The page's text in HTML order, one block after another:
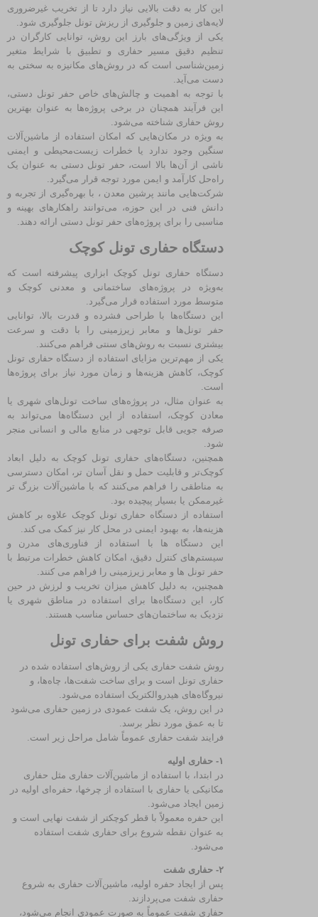
این کار به دقت بالایی نیاز دارد تا از تخریب غیرضروری
لایه‌های زمین و جلوگیری از ریزش تونل جلوگیری شود.
یکی از ویژگی‌های بارز این روش، توانایی کارگران در
تنظیم دقیق مسیر حفاری و تطبیق با شرایط متغیر
زمین‌شناسی است که در روش‌های مکانیزه به سختی به
دست می‌آید.
با توجه به اهمیت و چالش‌های خاص حفر تونل دستی،
این فرآیند همچنان در برخی پروژه‌ها به عنوان بهترین
روش حفاری شناخته می‌شود.
به ویژه در مکان‌هایی که امکان استفاده از ماشین‌آلات
سنگین وجود ندارد یا خطرات زیست‌محیطی و ایمنی
ناشی از آن‌ها بالا است، حفر تونل دستی به عنوان یک
راه‌حل کارآمد و ایمن مورد توجه قرار می‌گیرد.
شرکت‌هایی مانند پرشین معدن ، با بهره‌گیری از تجربه و
دانش فنی در این حوزه، می‌توانند راهکارهای بهینه و
مناسبی را برای پروژه‌های حفر تونل دستی ارائه دهند.
دستگاه حفاری تونل کوچک
دستگاه حفاری تونل کوچک ابزاری پیشرفته است که
به‌ویژه در پروژه‌های ساختمانی و معدنی کوچک و
متوسط مورد استفاده قرار می‌گیرد.
این دستگاه‌ها با طراحی فشرده و قدرت بالا، توانایی
حفر تونل‌ها و معابر زیرزمینی را با دقت و سرعت
بیشتری نسبت به روش‌های سنتی فراهم می‌کنند.
یکی از مهم‌ترین مزایای استفاده از دستگاه حفاری تونل
کوچک، کاهش هزینه‌ها و زمان مورد نیاز برای پروژه‌ها
است.
به‌ عنوان مثال، در پروژه‌های ساخت تونل‌های شهری یا
معادن کوچک، استفاده از این دستگاه‌ها می‌تواند به
صرفه‌ جویی قابل توجهی در منابع مالی و انسانی منجر
شود.
همچنین، دستگاه‌های حفاری تونل کوچک به دلیل ابعاد
کوچک‌تر و قابلیت حمل و نقل آسان‌ تر، امکان دسترسی
به مناطقی را فراهم می‌کنند که با ماشین‌آلات بزرگ‌ تر
غیرممکن یا بسیار پیچیده بود.
استفاده از دستگاه حفاری تونل کوچک علاوه بر کاهش
هزینه‌ها، به بهبود ایمنی در محل کار نیز کمک می‌ کند.
این دستگاه‌ ها با استفاده از فناوری‌های مدرن و
سیستم‌های کنترل دقیق، امکان کاهش خطرات مرتبط با
حفر تونل‌ ها و معابر زیرزمینی را فراهم می‌ کنند.
همچنین، به دلیل کاهش میزان تخریب و لرزش در حین
کار، این دستگاه‌ها برای استفاده در مناطق شهری یا
نزدیک به ساختمان‌های حساس مناسب هستند.
روش شفت برای حفاری تونل
روش شفت حفاری یکی از روش‌های استفاده شده در
حفاری تونل است و برای ساخت شفت‌ها، چاه‌ها، و
نیروگاه‌های هیدروالکتریک استفاده می‌شود.
در این روش، یک شفت عمودی در زمین حفاری می‌شود
تا به عمق مورد نظر برسد.
فرایند شفت حفاری عموماً شامل مراحل زیر است.
۱- حفاری اولیه
در ابتدا، با استفاده از ماشین‌آلات حفاری مثل حفاری
مکانیکی یا حفاری با استفاده از چرخها، حفره‌ای اولیه در
زمین ایجاد می‌شود.
این حفره معمولاً با قطر کوچکتر از شفت نهایی است و
به عنوان نقطه شروع برای حفاری شفت استفاده
می‌شود.
۲- حفاری شفت
پس از ایجاد حفره اولیه، ماشین‌آلات حفاری به شروع
حفاری شفت می‌پردازند.
حفاری شفت عموماً به صورت عمودی انجام می‌شود،